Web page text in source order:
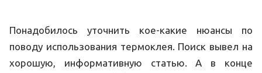
Понадобилось уточнить кое-какие нюансы по
поводу использования термоклея. Поиск вывел на
хорошую, информативную статью. А в конце